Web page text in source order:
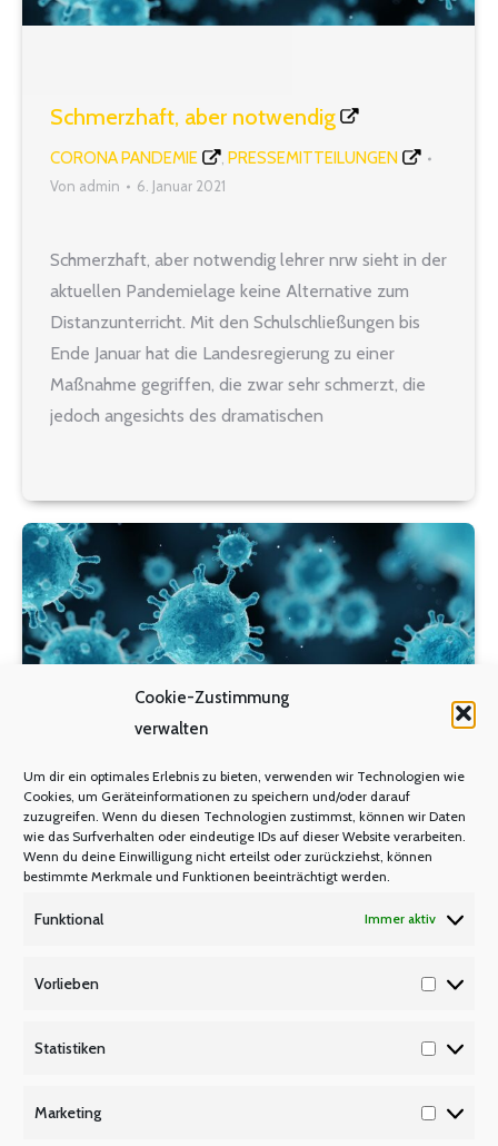
Cookie-Zustimmung
verwalten
Um dir ein optimales Erlebnis zu bieten, verwenden wir Technologien wie
Cookies, um Geräteinformationen zu speichern und/oder darauf
zuzugreifen. Wenn du diesen Technologien zustimmst, können wir Daten
wie das Surfverhalten oder eindeutige IDs auf dieser Website verarbeiten.
Wenn du deine Einwilligung nicht erteilst oder zurückziehst, können
bestimmte Merkmale und Funktionen beeinträchtigt werden.
Funktional Immer aktiv
Vorlieben
Statistiken
Marketing
Schmerzhaft, aber notwendig
CORONA PANDEMIE PRESSEMITTEILUNGEN
Von admin 6. Januar 2021
Schmerzhaft, aber notwendig lehrer nrw sieht in der
aktuellen Pandemielage keine Alternative zum
Distanzunterricht. Mit den Schulschließungen bis
Ende Januar hat die Landesregierung zu einer
Maßnahme gegriffen, die zwar sehr schmerzt, die
jedoch angesichts des dramatischen
Lernen auf Distanz den Präsenzunterricht und das
soziale Miteinander…
Schuljahr darf nicht im Chaos enden
CORONA PANDEMIE , PRESSEMITTEILUNGEN
Vonadmin 17. Dezember 2020
Landesregierung muss Konzept für den Neustart
Schuljahres 2020 ist es Zeit, den enormen Einsatz
in den letzten Monaten unter schwierigsten